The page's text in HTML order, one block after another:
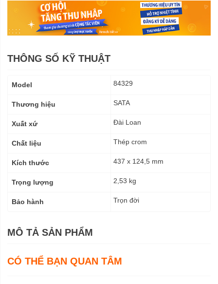
THÔNG SỐ KỸ THUẬT
kỹ
Model 84329
Thương hiệu SATA
Xuất xứ Đài Loan
Chất liệu Thép crom
Kích thước 437 x 124,5 mm
Trọng lượng 2,53 kg
Bảo hành Trọn đời
MÔ TẢ SẢN PHẨM
CÓ THỂ BẠN QUAN TÂM